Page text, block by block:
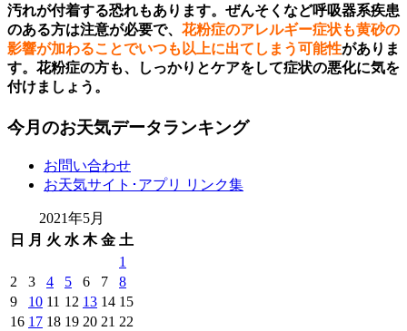
汚れが付着する恐れもあります。ぜんそくなど呼吸器系疾患
のある方は注意が必要で、 花粉症のアレルギー症状も黄砂の
影響が加わることでいつも以上に出てしまう可能性がありま
す。花粉症の方も、しっかりとケアをして症状の悪化に気を
付けましょう。
今月のお天気データランキング
お問い合わせ
お天気サイト･アプリ リンク集
2021年5月
日
月 火 水 木 金 土
1
2
3 4 5 6 7
8
9
10 11 12 13 14 15
16 17 18 19 20 21 22